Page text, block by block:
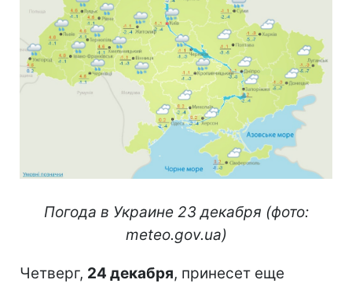
Погода в Украине 23 декабря (фото:
meteo.gov.ua)
Четверг, 24 декабря, принесет еще